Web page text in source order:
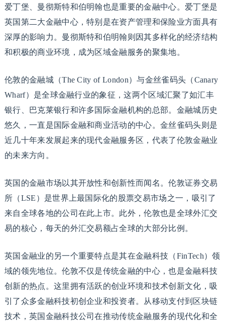
爱丁堡、曼彻斯特和伯明翰也是重要的金融中心。爱丁堡是
英国第二大金融中心，特别是在资产管理和保险业方面具有
深厚的影响力。曼彻斯特和伯明翰则因其多样化的经济结构
和积极的商业环境，成为区域金融服务的聚集地。
伦敦的金融城（The City of London）与金丝雀码头（Canary
Wharf）是全球金融行业的象征，这两个区域汇聚了如汇丰
银行、巴克莱银行和许多国际金融机构的总部。金融城历史
悠久，一直是国际金融和商业活动的中心。金丝雀码头则是
近几十年来发展起来的现代金融服务区，代表了伦敦金融业
的未来方向。
英国的金融市场以其开放性和创新性而闻名。伦敦证券交易
所（LSE）是世界上最国际化的股票交易市场之一，吸引了
来自全球各地的公司在此上市。此外，伦敦也是全球外汇交
易的核心，每天的外汇交易额占全球的大部分比例。
英国金融业的另一个重要特点是其在金融科技（FinTech）领
域的领先地位。伦敦不仅是传统金融的中心，也是金融科技
创新的热点。这里拥有活跃的创业环境和技术创新文化，吸
引了众多金融科技初创企业和投资者。从移动支付到区块链
技术，英国金融科技公司在推动传统金融服务的现代化和全